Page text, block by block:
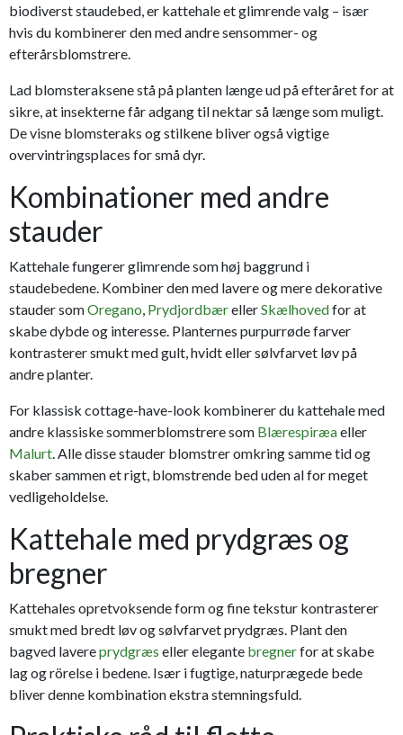
biodiverst staudebed, er kattehale et glimrende valg – især
hvis du kombinerer den med andre sensommer- og
efterårsblomstrere.
Lad blomsteraksene stå på planten længe ud på efteråret for at
sikre, at insekterne får adgang til nektar så længe som muligt.
De visne blomsteraks og stilkene bliver også vigtige
overvintringsplaces for små dyr.
Kombinationer med andre
stauder
Kattehale fungerer glimrende som høj baggrund i
staudebedene. Kombiner den med lavere og mere dekorative
stauder somOregano, PrydjordbærellerSkælhovedfor at
skabe dybde og interesse. Planternes purpurrøde farver
kontrasterer smukt med gult, hvidt eller sølvfarvet løv på
andre planter.
For klassisk cottage-have-look kombinerer du kattehale med
andre klassiske sommerblomstrere som Blærespiræaeller
Malurt. Alle disse stauder blomstrer omkring samme tid og
skaber sammen et rigt, blomstrende bed uden al for meget
vedligeholdelse.
Kattehale med prydgræs og
bregner
Kattehales opretvoksende form og fine tekstur kontrasterer
smukt med bredt løv og sølvfarvet prydgræs. Plant den
bagved lavereprydgræs eller elegante bregnerfor at skabe
lag og rörelse i bedene. Især i fugtige, naturprægede bede
bliver denne kombination ekstra stemningsfuld.